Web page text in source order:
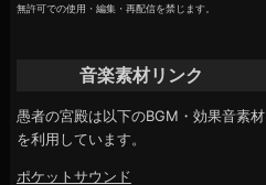
無許可での使用・編集・再配信を禁じます。
音楽素材リンク
愚者の宮殿は以下のBGM・効果音素材
を利用しています。
ポケットサウンド